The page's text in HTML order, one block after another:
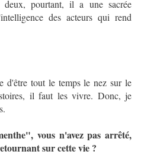
pourtant, il a une sacrée
des acteurs qui rend
d'être tout le temps le nez sur le
il faut les vivre. Donc, je
vous n'avez pas arrêté,
sur cette vie ?